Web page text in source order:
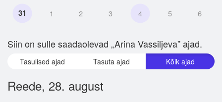
31 1 2 3 4 5 6
Siin on sulle saadaolevad „Arina Vassiljeva” ajad.
Tasulised ajad Tasuta ajad Kõik ajad
Reede, 28. august